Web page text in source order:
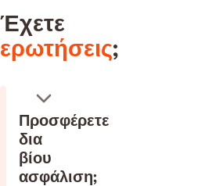
Έχετε
ερωτήσεις;
Προσφέρετε
δια
βίου
ασφάλιση;